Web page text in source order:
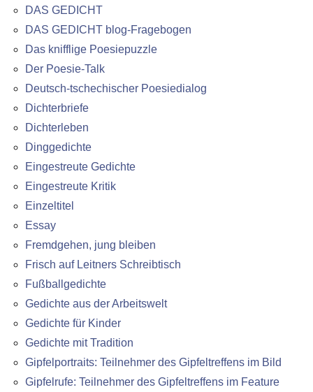
DAS GEDICHT
DAS GEDICHT blog-Fragebogen
Das knifflige Poesiepuzzle
Der Poesie-Talk
Deutsch-tschechischer Poesiedialog
Dichterbriefe
Dichterleben
Dinggedichte
Eingestreute Gedichte
Eingestreute Kritik
Einzeltitel
Essay
Fremdgehen, jung bleiben
Frisch auf Leitners Schreibtisch
Fußballgedichte
Gedichte aus der Arbeitswelt
Gedichte für Kinder
Gedichte mit Tradition
Gipfelportraits: Teilnehmer des Gipfeltreffens im Bild
Gipfelrufe: Teilnehmer des Gipfeltreffens im Feature